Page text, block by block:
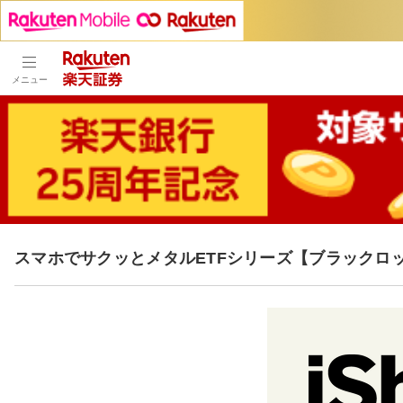
メニュー
スマホでサクッとメタルETFシリーズ【ブラックロ